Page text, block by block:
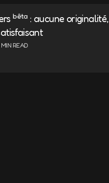
bêta : aucune originalité,
READ